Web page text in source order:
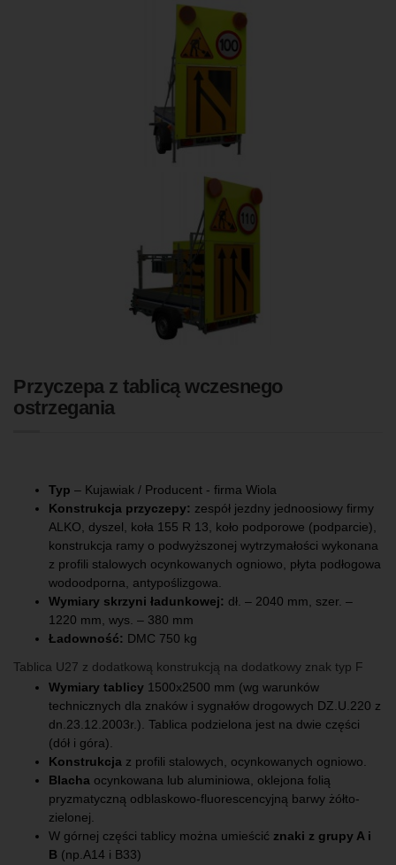
Przyczepa z tablicą wczesnego
ostrzegania
Typ – Kujawiak / Producent - firma Wiola
Konstrukcja przyczepy: zespół jezdny jednoosiowy firmy
ALKO, dyszel, koła 155 R 13, koło podporowe (podparcie),
konstrukcja ramy o podwyższonej wytrzymałości wykonana
z profili stalowych ocynkowanych ogniowo, płyta podłogowa
wodoodporna, antypoślizgowa.
Wymiary skrzyni ładunkowej: dł. – 2040 mm, szer. –
1220 mm, wys. – 380 mm
Ładowność: DMC 750 kg
Tablica U27 z dodatkową konstrukcją na dodatkowy znak typ F
Wymiary tablicy 1500x2500 mm (wg warunków
technicznych dla znaków i sygnałów drogowych DZ.U.220 z
dn.23.12.2003r.). Tablica podzielona jest na dwie części
(dół i góra).
Konstrukcja z profili stalowych, ocynkowanych ogniowo.
Blacha ocynkowana lub aluminiowa, oklejona folią
pryzmatyczną odblaskowo-fluorescencyjną barwy żółto-
zielonej.
W górnej części tablicy można umieścić znaki z grupy A i
B (np.A14 i B33)